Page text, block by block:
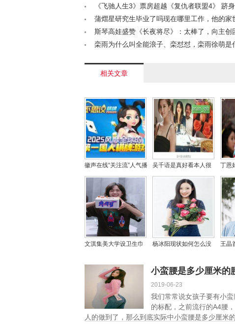
前十< /a>《飞驰人生3》票房超越《复仇者联盟4》 跻
影史前十强< /a>
蒲熠星研究生毕业了吗现在哪里工作，他的家
况如何< /a>
斯琴高娃盛赞《长夜将尽》：太棒了，向主创
致敬< /a>
栾雨为什么叫全能浪子、栾怼怼，栾雨徐萌是
相关文章
徽声在线“关注流”人气播
主集结，第十八季新闻
马拉松香港开跑在即！
吴千语是真好看本人很
漂亮图，吴千语命理会
嫁入豪门吗？
丁恩
回事
红？
文淇集美大学设卫生巾
杨冰阳现状如何怎么没
是怎么回事？
王晶
衰竭
小蛮腰是多少厘米的
2019-06-23
我们常常说女孩子要有小
的标配，之前流行的A4腰
人的做到了，那么到底实际中小蛮腰是多少厘米